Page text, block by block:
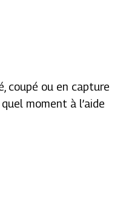
coupé ou en capture
moment à l’aide